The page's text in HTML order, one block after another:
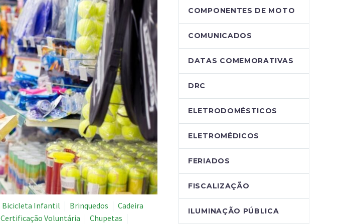
Bicicleta Infantil Brinquedos
Cadeira
Certificação Voluntária
Chupetas
COMPONENTES DE MOTO
COMUNICADOS
DATAS COMEMORATIVAS
DRC
ELETRODOMÉSTICOS
ELETROMÉDICOS
FERIADOS
FISCALIZAÇÃO
ILUMINAÇÃO PÚBLICA